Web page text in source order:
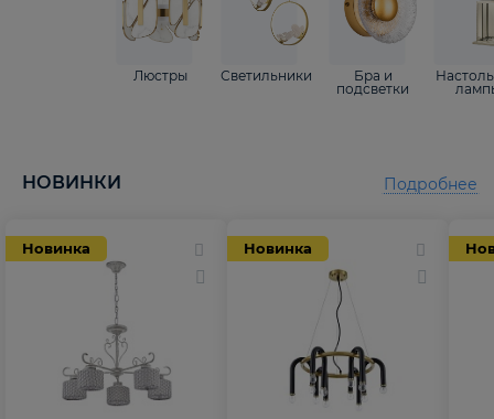
Люстры Светильники
Бра и
подсветки
НОВИНКИ
Новинка Новинка
Подробнее